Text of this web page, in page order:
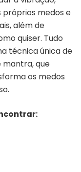
medos e
além de
quiser. Tudo
técnica única de
mantra, que
os medos